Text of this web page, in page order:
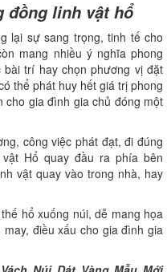
đồng linh vật hổ
lại sự sang trọng, tinh tế cho
mang nhiều ý nghĩa phong
trí hay chọn phương vị đặt
thể phát huy hết giá trị phong
cho gia đình gia chủ đóng một
công việc phát đạt, đi đúng
Hổ quay đầu ra phía bên
vật quay vào trong nhà, hay
hổ xuống núi, dễ mang họa
điều xấu cho gia đình gia